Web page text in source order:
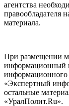
агентства
правообладателя
материала.
При размещении
информационный
информационного
«Экспертный
остальные
«УралПолит.Ru».